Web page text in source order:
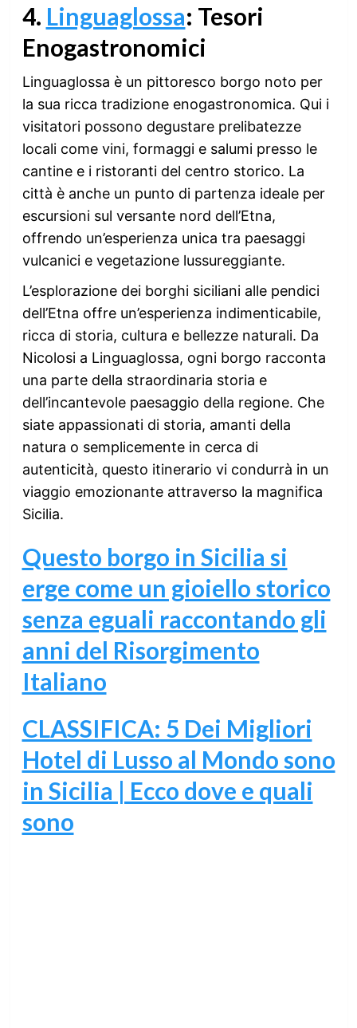
4. Linguaglossa: Tesori
Enogastronomici
Linguaglossa è un pittoresco borgo noto per
la sua ricca tradizione enogastronomica. Qui i
visitatori possono degustare prelibatezze
locali come vini, formaggi e salumi presso le
cantine e i ristoranti del centro storico. La
città è anche un punto di partenza ideale per
escursioni sul versante nord dell’Etna,
offrendo un’esperienza unica tra paesaggi
vulcanici e vegetazione lussureggiante.
L’esplorazione dei borghi siciliani alle pendici
dell’Etna offre un’esperienza indimenticabile,
ricca di storia, cultura e bellezze naturali. Da
Nicolosi a Linguaglossa, ogni borgo racconta
una parte della straordinaria storia e
dell’incantevole paesaggio della regione. Che
siate appassionati di storia, amanti della
natura o semplicemente in cerca di
autenticità, questo itinerario vi condurrà in un
viaggio emozionante attraverso la magnifica
Sicilia.
Questo borgo in Sicilia si
erge come un gioiello storico
senza eguali raccontando gli
anni del Risorgimento
Italiano
CLASSIFICA: 5 Dei Migliori
Hotel di Lusso al Mondo sono
in Sicilia | Ecco dove e quali
sono